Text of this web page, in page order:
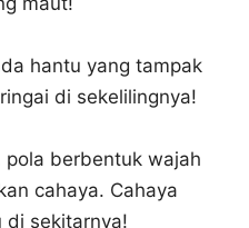
hantu yang tampak
di sekelilingnya!
berbentuk wajah
cahaya. Cahaya
di sekitarnya!